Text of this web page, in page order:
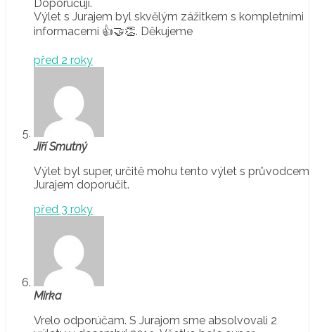
Doporučuji.
Výlet s Jurajem byl skvělým zážitkem s kompletními
informacemi 👍🤝👏. Děkujeme
před 2 roky
Jiří Smutný
Výlet byl super, určitě mohu tento výlet s průvodcem
Jurajem doporučit.
před 3 roky
Mirka
Vrelo odporúčam. S Jurajom sme absolvovali 2